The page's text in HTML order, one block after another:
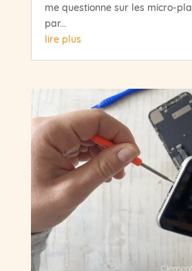
me questionne sur les micro-
par...
lire plus